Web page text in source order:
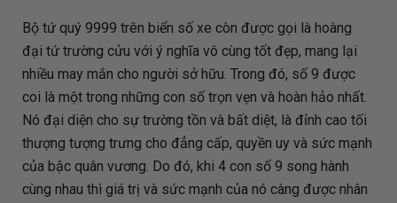
Bộ tứ quý 9999 trên biển số xe còn được gọi là hoàng
đại tứ trường cửu với ý nghĩa vô cùng tốt đẹp, mang lại
nhiều may mắn cho người sở hữu. Trong đó, số 9 được
coi là một trong những con số trọn vẹn và hoàn hảo nhất.
Nó đại diện cho sự trường tồn và bất diệt, là đỉnh cao tối
thượng tượng trưng cho đẳng cấp, quyền uy và sức mạnh
của bậc quân vương. Do đó, khi 4 con số 9 song hành
cùng nhau thì giá trị và sức mạnh của nó càng được nhân